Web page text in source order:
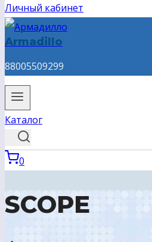
Личный кабинет
Armadillo
88005509299
Каталог
0
SCOPE